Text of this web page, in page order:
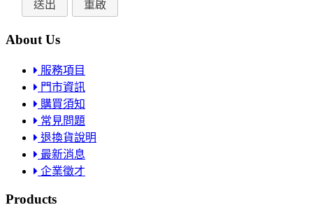
About Us
服務項目
門市資訊
購買須知
常見問題
退換貨說明
最新消息
企業徵才
Products